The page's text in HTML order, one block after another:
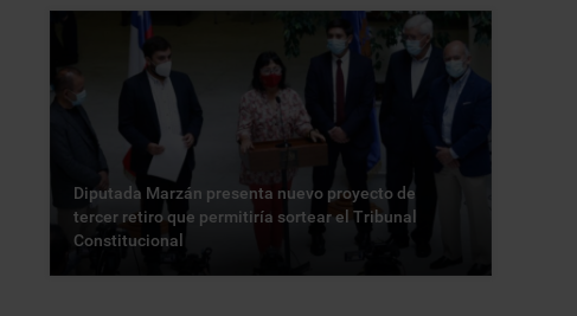
Diputada Marzán presenta nuevo proyecto de
tercer retiro que permitiría sortear el Tribunal
Constitucional